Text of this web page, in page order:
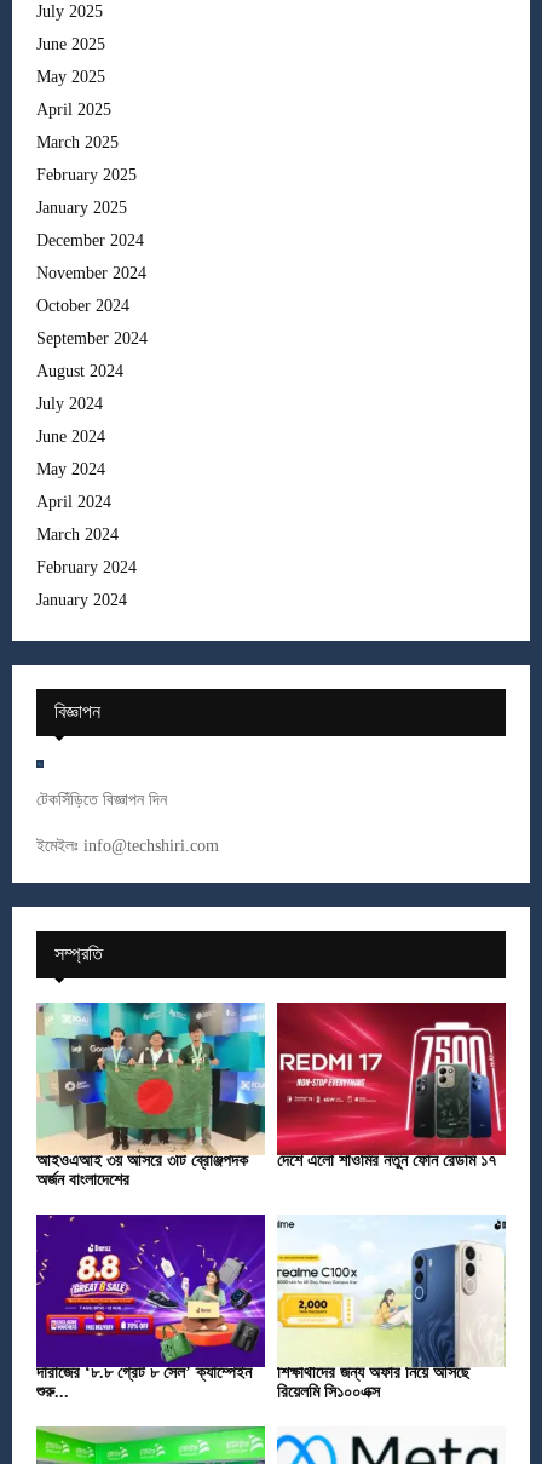
July 2025
June 2025
May 2025
April 2025
March 2025
February 2025
January 2025
December 2024
November 2024
October 2024
September 2024
August 2024
July 2024
June 2024
May 2024
April 2024
March 2024
February 2024
January 2024
বিজ্ঞাপন
টেকসিঁড়িতে বিজ্ঞাপন দিন
ইমেইলঃ info@techshiri.com
সম্প্রতি
আইওএআই ৩য় আসরে ৩টি ব্রোঞ্জপদক
অর্জন বাংলাদেশের
দেশে এলো শাওমির নতুন ফোন রেডমি ১৭
দারাজের ‘৮.৮ গ্রেট ৮ সেল’ ক্যাম্পেইন
শুরু...
শিক্ষার্থীদের জন্য অফার নিয়ে আসছে
রিয়েলমি সি১০০এক্স